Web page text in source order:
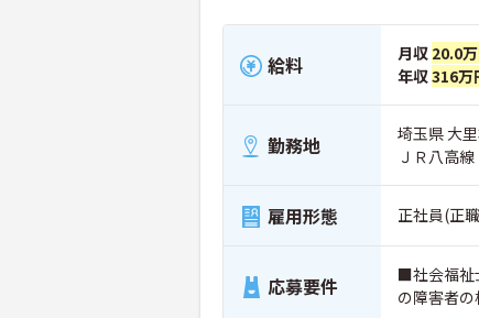
給料 月収 20.0
年収316万
勤務地
埼玉県 大
ＪＲ八高
雇用形態 正社員(正
応募要件
■社会福祉
の障害者